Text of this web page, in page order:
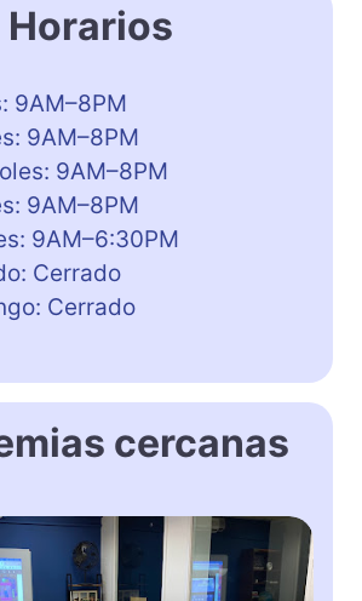
Horarios
9AM–8PM
9AM–8PM
9AM–8PM
9AM–8PM
9AM–6:30PM
Cerrado
Cerrado
cercanas